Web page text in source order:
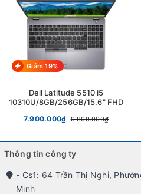
Giảm 19%
Dell Latitude 5510 i5
10310U/8GB/256GB/15.6" FHD
7.900.000₫ 9.800.000₫
Thông tin công ty
- Cs1: 64 Trần Thị Nghỉ,
Minh